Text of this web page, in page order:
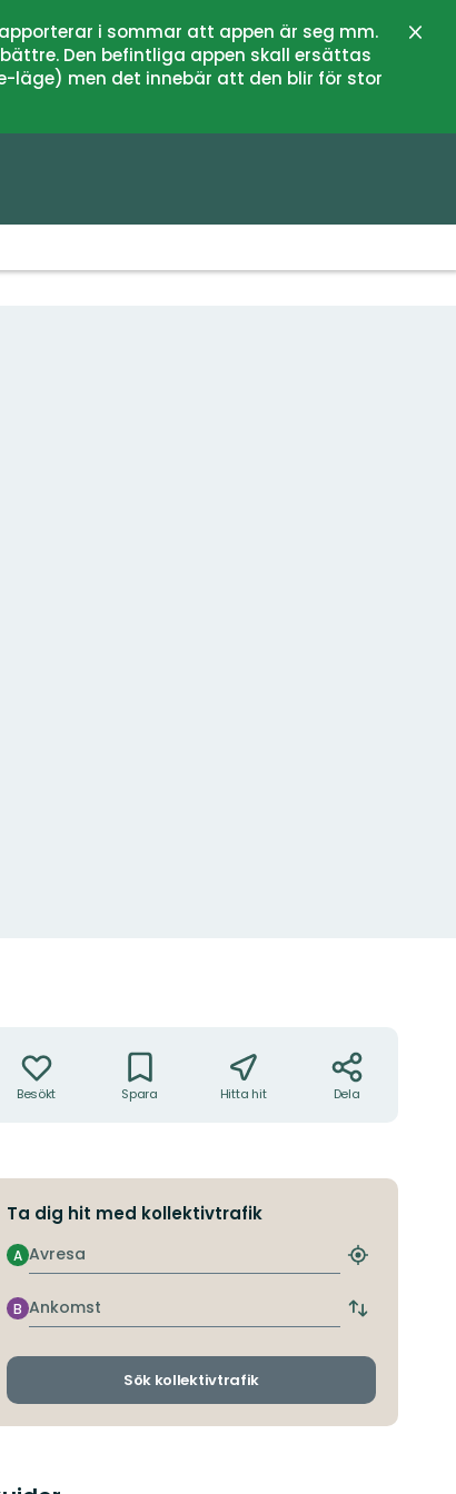
i sommar att appen är seg mm.
Den befintliga appen skall ersättas
läge) men det innebär att den blir för stor
Besökt Spara Hitta hit Dela
Ta dig hit med kollektivtrafik
Avresa
A
Hitta
hållplats
Ankomst
B
Byt
och
Sök kollektivtrafik